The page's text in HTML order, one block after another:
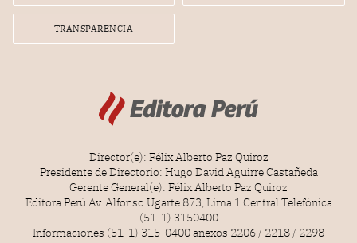
TRANSPARENCIA
Director(e): Félix Alberto Paz Quiroz
Presidente de Directorio: Hugo David Aguirre Castañeda
Gerente General(e): Félix Alberto Paz Quiroz
Editora Perú Av. Alfonso Ugarte 873, Lima 1 Central Telefónica
(51-1) 3150400
Informaciones (51-1) 315-0400 anexos 2206 / 2218 / 2298